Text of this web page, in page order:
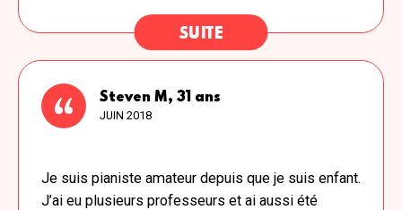
SUITE
Steven M, 31 ans
JUIN 2018
Je suis pianiste amateur depuis que je suis enfant.
J’ai eu plusieurs professeurs et ai aussi été